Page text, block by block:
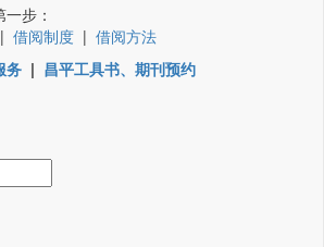
步：
| 借阅制度 | 借阅方法
务 | 昌平工具书、期刊预约